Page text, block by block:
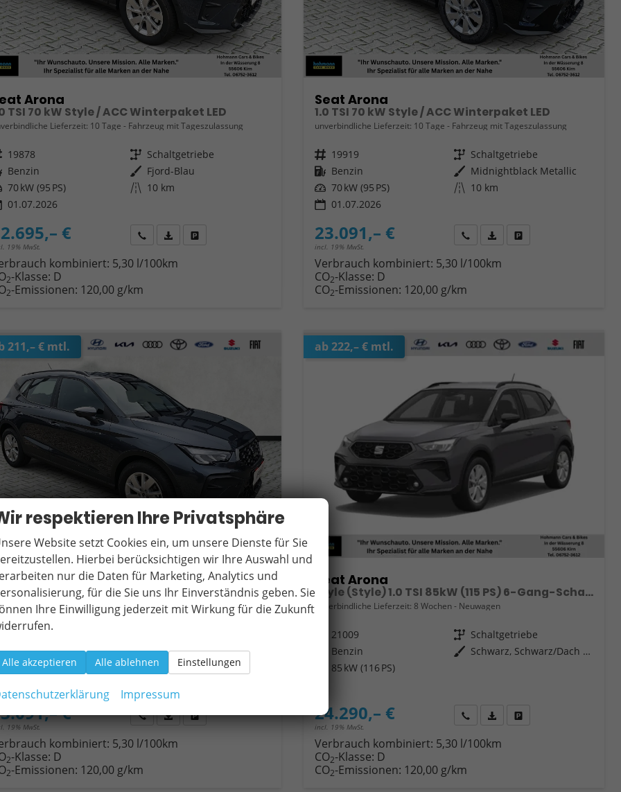
Arona
TSI 70 kW Style / ACC Winterpaket LED
Lieferzeit: 10 Tage Fahrzeug mit Tageszulassung
19878 Getriebe Schaltgetriebe
Benzin Außenfarbe Fjord-Blau
70 kW (95 PS) Kilometerstand 10 km
01.07.2026
€
19% MwSt.
Wir rufen Sie anFahrzeugexposé (PDF)
kombiniert: 5,30 l/100km
2-Klasse: D
2-Emissionen: 120,00 g/km
Seat Arona
1.0 TSI 70 kW Style / ACC Winterpaket LED
unverbindliche Lieferzeit: 10 Tage Fahrzeug mit Tageszulassung
Fahrzeugnr. 19919 Getriebe Schaltgetriebe
Kraftstoff Benzin Außenfarbe Midnightblack Metallic
Leistung 70 kW (95 PS) Kilometerstand 10 km
01.07.2026
23.091,– €
incl. 19% MwSt.
Wir rufen Sie an
Fahrzeugexposé (PDF)
Fahrzeug parken
Verbrauch kombiniert: 5,30 l/100km
CO2-Klasse: D
CO2-Emissionen: 120,00 g/km
211,– € mtl.
Arona
TSI 70 kW Style / ACC Winterpaket LED
Lieferzeit:10 Tage Fahrzeug mit Tageszulassung
Benzin Außenfarbe Magneticgrau Metallic
Leistung 70 kW (95 PS) Kilometerstand 10 km
€
19% MwSt.
Wir rufen Sie an
Fahrzeugexposé (PDF)
Fahrzeug parken
kombiniert: 5,30 l/100km
2-Klasse: D
2-Emissionen: 120,00 g/km
ab 222,– € mtl.
Seat Arona
Style (Style) 1.0 TSI 85kW (115 PS) 6-Gang-Schaltgetriebe
unverbindliche Lieferzeit: 8 Wochen Neuwagen
21009 Getriebe Schaltgetriebe
Benzin Außenfarbe
Schwarz, Schwarz/Dach grau
85 kW (116 PS)
24.290,– €
incl. 19% MwSt.
Wir rufen Sie an
Fahrzeugexposé (PDF)
Fahrzeug parken
Verbrauch kombiniert: 5,30 l/100km
CO2-Klasse: D
CO2-Emissionen: 120,00 g/km
respektieren Ihre Privatsphäre
Website setzt Cookies ein, um unsere Dienste für Sie
Hierbei berücksichtigen wir Ihre Auswahl und
nur die Daten für Marketing, Analytics und
für die Sie uns Ihr Einverständnis geben. Sie
Ihre Einwilligung jederzeit mit Wirkung für die Zukunft
Alle akzeptieren Alle ablehnen Einstellungen
Impressum